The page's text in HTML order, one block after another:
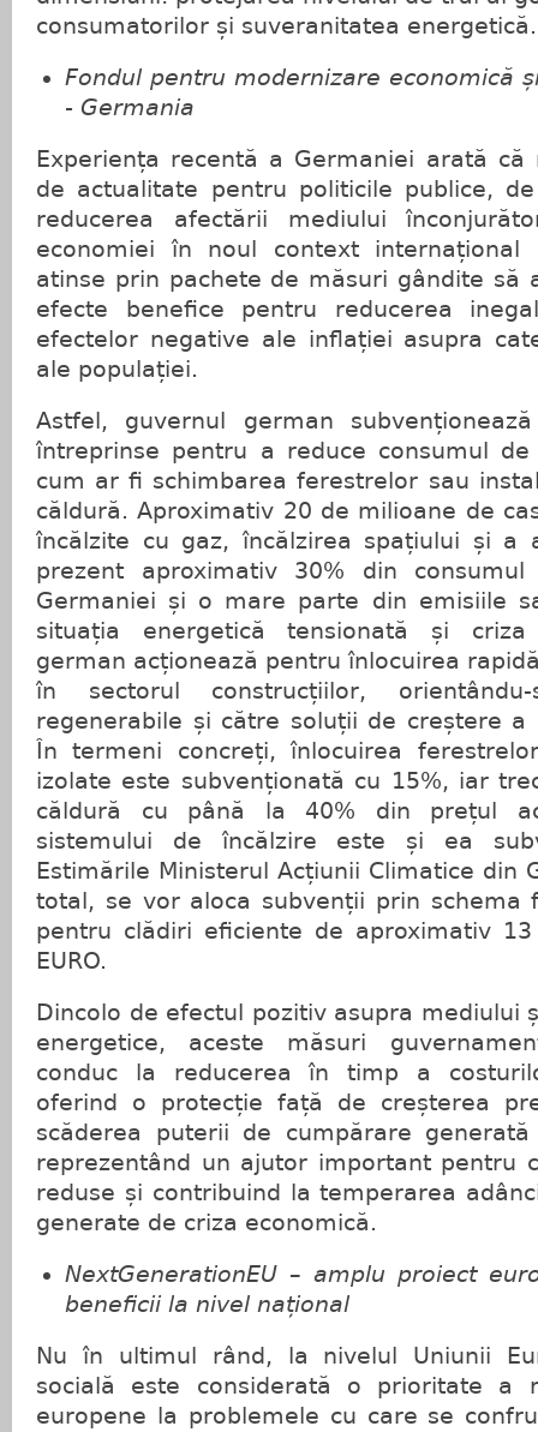
consumatorilor și suveranitatea energetică.
Fondul pentru modernizare economică
- Germania
Experiența recentă a Germaniei arată că
de actualitate pentru politicile publice,
reducerea afectării mediului
economiei în noul context
atinse prin pachete de măsuri gândite să
efecte benefice pentru reducerea
efectelor negative ale inflației asupra
ale populației.
Astfel, guvernul german
întreprinse pentru a reduce consumul
cum ar fi schimbarea ferestrelor sau
căldură. Aproximativ 20 de milioane de
încălzite cu gaz, încălzirea spațiului și a
prezent aproximativ 30% din
Germaniei și o mare parte din emisiile
situația energetică tensionată și criza
german acționează pentru înlocuirea
în sectorul construcțiilor,
regenerabile și către soluții de creștere a
În termeni concreți, înlocuirea
izolate este subvenționată cu 15%, iar
căldură cu până la 40% din prețul
sistemului de încălzire este și ea
Estimările Ministerul Acțiunii Climatice din
total, se vor aloca subvenții prin schema
pentru clădiri eficiente de aproximativ
EURO.
Dincolo de efectul pozitiv asupra mediului
energetice, aceste măsuri
conduc la reducerea în timp a
oferind o protecție față de creșterea
scăderea puterii de cumpărare
reprezentând un ajutor important pentru
reduse și contribuind la temperarea
generate de criza economică.
NextGenerationEU – amplu proiect
beneficii la nivel național
Nu în ultimul rând, la nivelul Uniunii
socială este considerată o prioritate a
europene la problemele cu care se